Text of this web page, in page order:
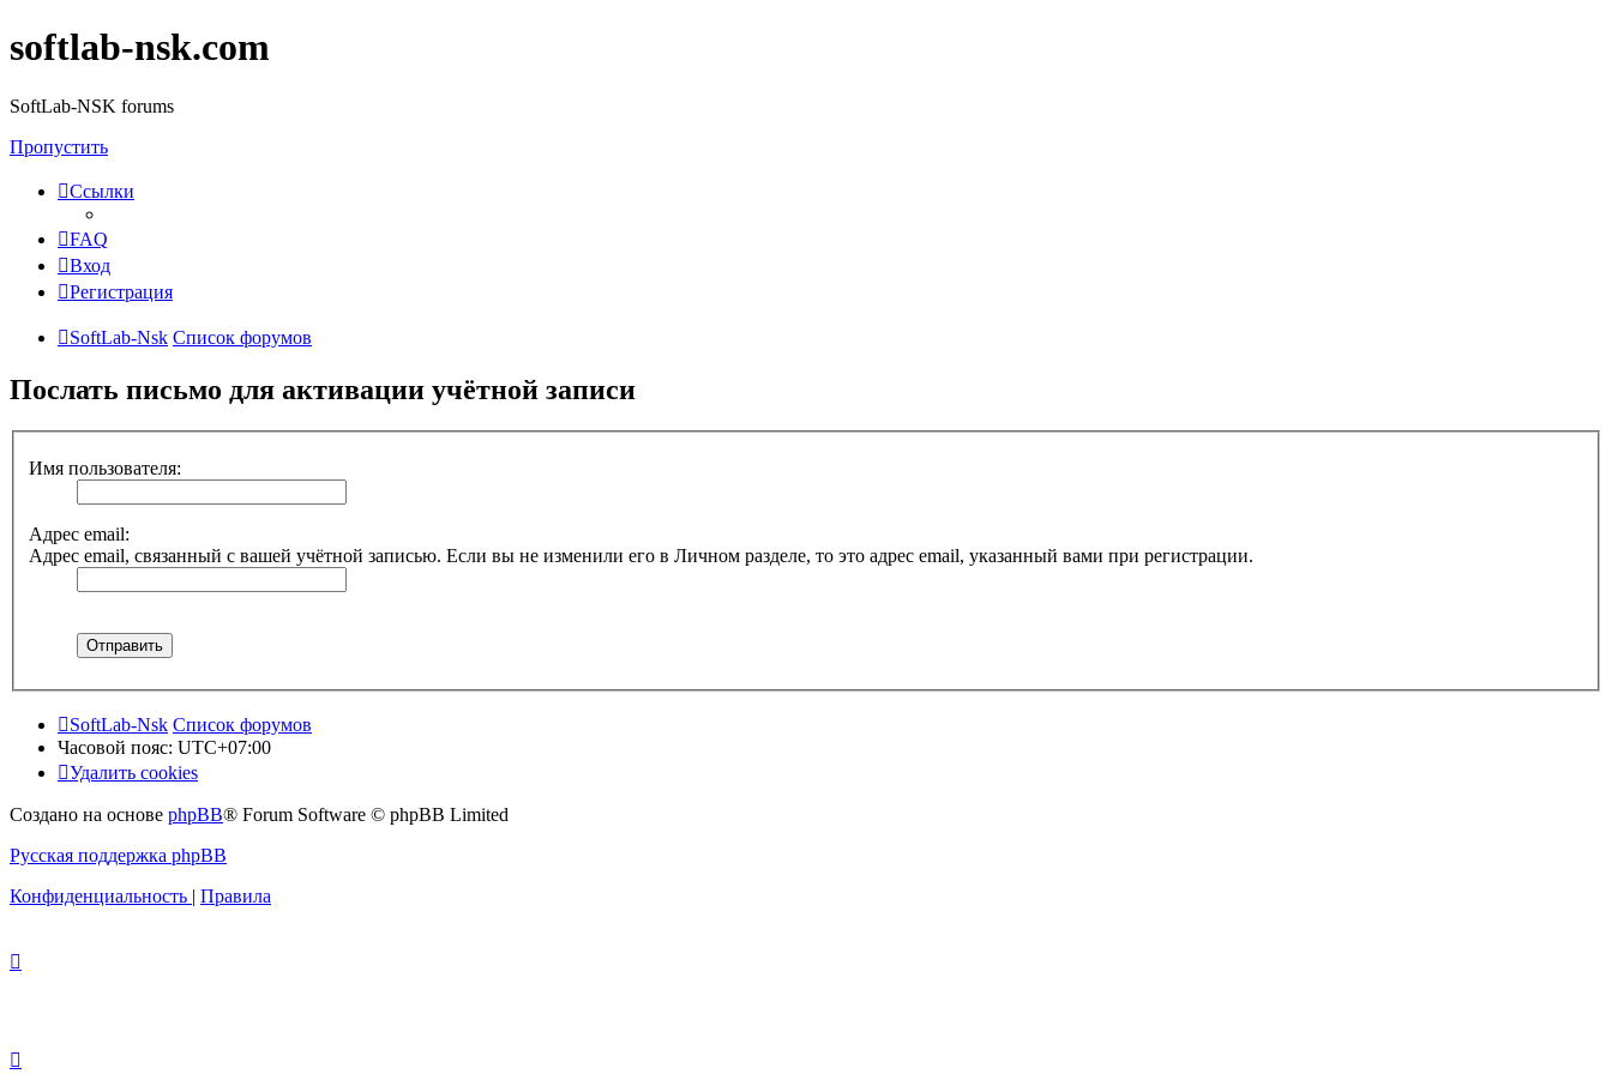
softlab-nsk.com
SoftLab-NSK forums
Пропустить
Ссылки
FAQ
Вход
Регистрация
SoftLab-Nsk Список форумов
Послать письмо для активации учётной записи
Имя пользователя:
Адрес email:
Адрес email, связанный с вашей учётной записью. Если вы не изменили его в Личном разделе, то это адрес email, указанный вами при регистрации.
SoftLab-Nsk Список форумов
Часовой пояс: UTC+07:00
Удалить cookies
Создано на основе phpBB® Forum Software © phpBB Limited
Русская поддержка phpBB
Конфиденциальность | Правила